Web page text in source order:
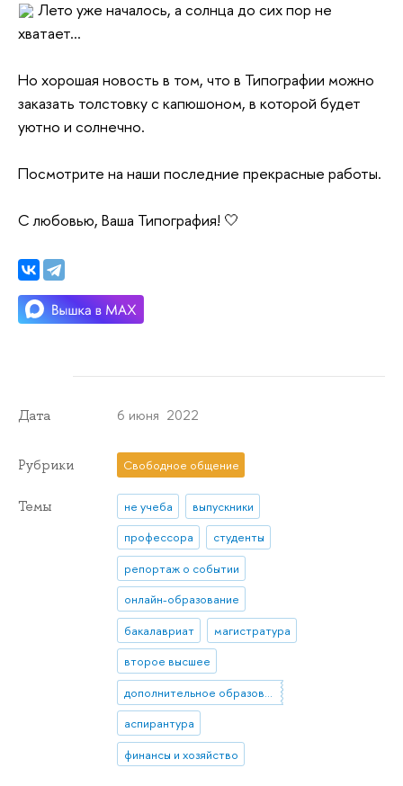
Лето уже началось, а солнца до сих пор не
хватает...
Но хорошая новость в том, что в Типографии можно
заказать толстовку с капюшоном, в которой будет
уютно и солнечно.
Посмотрите на наши последние прекрасные работы.
С любовью, Ваша Типография! 🤍
Дата 6 июня 2022
Рубрики Свободное общение
Темы не учеба
выпускники
профессора
студенты
репортаж о событии
онлайн-образование
бакалавриат
магистратура
второе высшее
дополнительное образование
аспирантура
финансы и хозяйство